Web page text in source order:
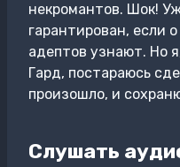
некромантов. Шок!
гарантирован, если
адептов узнают. Но
Гард, постараюсь
произошло, и
Слушать